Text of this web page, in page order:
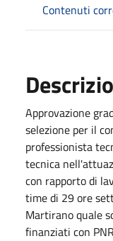
Contenuti
Approvazione
selezione per il
professionista
tecnica
con rapporto di
time di 29 ore
Martirano quale
finanziati con